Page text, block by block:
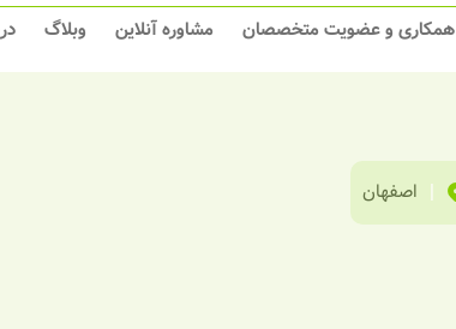
همکاری و عضویت متخصصان مشاوره آنلاین وبلاگ
| اصفهان